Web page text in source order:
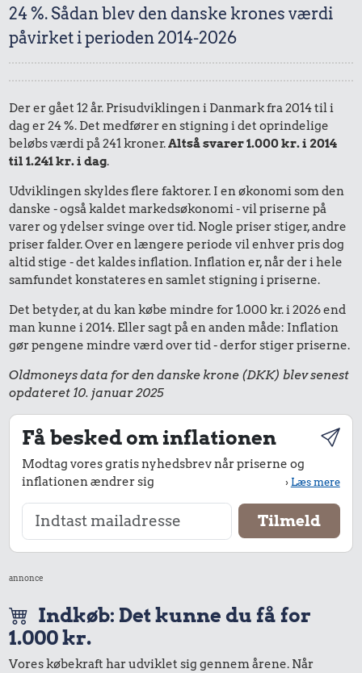
24 %. Sådan blev den danske krones værdi
påvirket i perioden 2014-2026
Der er gået 12 år. Prisudviklingen i Danmark fra 2014 til i
dag er 24 %. Det medfører en stigning i det oprindelige
beløbs værdi på 241 kroner.Altså svarer 1.000 kr. i 2014
til 1.241 kr. i dag.
Udviklingen skyldes flere faktorer. I en økonomi som den
danske - også kaldet markedsøkonomi - vil priserne på
varer og ydelser svinge over tid. Nogle priser stiger, andre
priser falder. Over en længere periode vil enhver pris dog
altid stige - det kaldes inflation. Inflation er, når der i hele
samfundet konstateres en samlet stigning i priserne.
Det betyder, at du kan købe mindre for 1.000 kr. i 2026 end
man kunne i 2014. Eller sagt på en anden måde: Inflation
gør pengene mindre værd over tid - derfor stiger priserne.
Oldmoneys data for den danske krone (DKK) blev senest
opdateret 10. januar 2025
Få besked om inflationen
Modtag vores gratis nyhedsbrev når priserne og
inflationen ændrer sig
›Læs mere
annonce
Indkøb: Det kunne du få for
1.000 kr.
Vores købekraft har udviklet sig gennem årene. Når